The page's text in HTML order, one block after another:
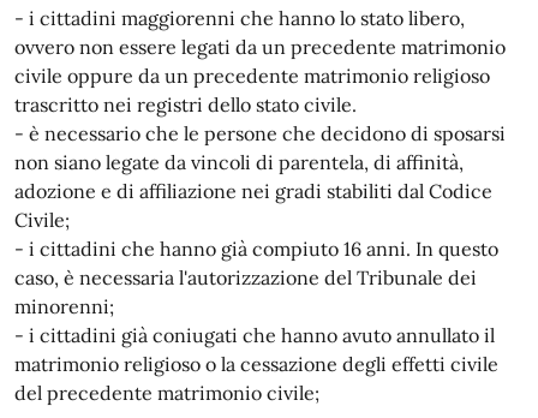
- i cittadini maggiorenni che hanno lo stato libero,
ovvero non essere legati da un precedente matrimonio
civile oppure da un precedente matrimonio religioso
trascritto nei registri dello stato civile.
- è necessario che le persone che decidono di sposarsi
non siano legate da vincoli di parentela, di affinità,
adozione e di affiliazione nei gradi stabiliti dal Codice
Civile;
- i cittadini che hanno già compiuto 16 anni. In questo
caso, è necessaria l'autorizzazione del Tribunale dei
minorenni;
- i cittadini già coniugati che hanno avuto annullato il
matrimonio religioso o la cessazione degli effetti civile
del precedente matrimonio civile;